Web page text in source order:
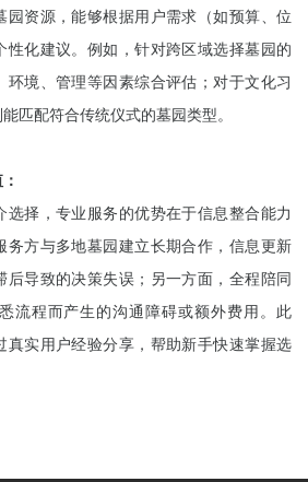
园资源，能够根据用户需求（如预算、位
性化建议。例如，针对跨区域选择墓园的
环境、管理等因素综合评估；对于文化习
匹配符合传统仪式的墓园类型。
选择，专业服务的优势在于信息整合能力
务方与多地墓园建立长期合作，信息更新
后导致的决策失误；另一方面，全程陪同
流程而产生的沟通障碍或额外费用。此
真实用户经验分享，帮助新手快速掌握选